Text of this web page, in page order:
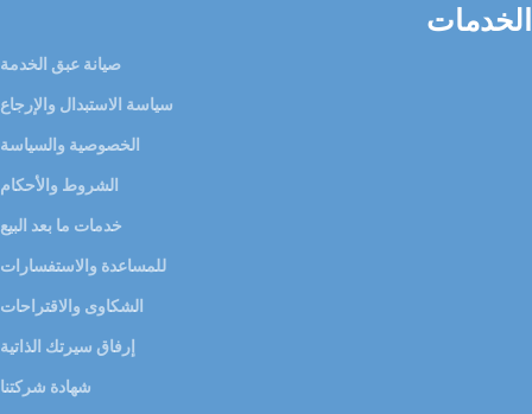
الخدمات
صيانة عبق الخدمة
سياسة الاستبدال والإرجاع
الخصوصية والسياسة
الشروط والأحكام
خدمات ما بعد البيع
للمساعدة والاستفسارات
الشكاوى والاقتراحات
إرفاق سيرتك الذاتية
شهادة شركتنا